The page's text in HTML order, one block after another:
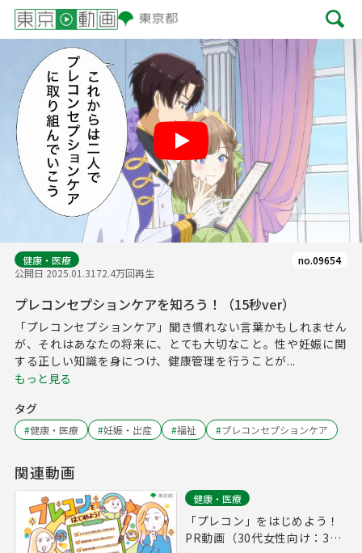
Play
健康・医療
公開日 2025.01.3172.4万回再生
no.09654
プレコンセプションケアを知ろう！（15秒ver）
「プレコンセプションケア」聞き慣れない言葉かもしれません
が、それはあなたの将来に、とても大切なこと。性や妊娠に関
する正しい知識を身につけ、健康管理を行うことが...
もっと見る
タグ
#健康・医療 #妊娠・出産 #福祉 #プレコンセプションケア
関連動画
健康・医療
「プレコン」をはじめよう！
PR動画（30代女性向け：30